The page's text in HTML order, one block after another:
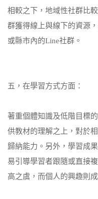
相較之下，地域性社群比
群獲得線上與線下的資源
或縣市內的Line社群。
五，在學習方式方面：
著重個體知識及低階目標
供教材的理解之上，對於
歸納能力。另外，學習成
易引導學習者跟隨或直接
高之虞，而個人的興趣則